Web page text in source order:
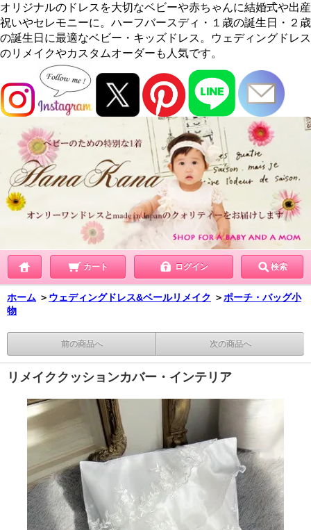
オリジナルのドレスを大切なベビーや赤ちゃんに結婚式や出産
祝いやセレモニーに。ハーフバースディ・１歳の誕生日・２歳
の誕生日に最適なベビー・キッズドレス。ウェディングドレス
のリメイクやカスタムオーダーも人気です。
カート ログイン 検索
ホーム ＞ ウェディングドレス&ベールリメイク ＞ポーチ・バッグ小
物
前の商品へ 次の商品へ
リメイククッションカバー・インテリア